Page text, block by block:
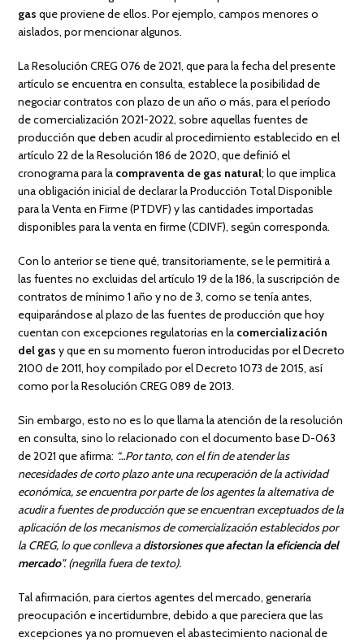
gas que proviene de ellos. Por ejemplo, campos menores o
aislados, por mencionar algunos.
La Resolución CREG 076 de 2021, que para la fecha del presente
artículo se encuentra en consulta, establece la posibilidad de
negociar contratos con plazo de un año o más, para el período
de comercialización 2021-2022, sobre aquellas fuentes de
producción que deben acudir al procedimiento establecido en el
artículo 22 de la Resolución 186 de 2020, que definió el
cronograma para la compraventa de gas natural; lo que implica
una obligación inicial de declarar la Producción Total Disponible
para la Venta en Firme (PTDVF) y las cantidades importadas
disponibles para la venta en firme (CDIVF), según corresponda.
Con lo anterior se tiene qué, transitoriamente, se le permitirá a
las fuentes no excluidas del artículo 19 de la 186, la suscripción de
contratos de mínimo 1 año y no de 3, como se tenía antes,
equiparándose al plazo de las fuentes de producción que hoy
cuentan con excepciones regulatorias en la comercialización
del gas y que en su momento fueron introducidas por el Decreto
2100 de 2011, hoy compilado por el Decreto 1073 de 2015, así
como por la Resolución CREG 089 de 2013.
Sin embargo, esto no es lo que llama la atención de la resolución
en consulta, sino lo relacionado con el documento base D-063
de 2021 que afirma: “…Por tanto, con el fin de atender las
necesidades de corto plazo ante una recuperación de la actividad
económica, se encuentra por parte de los agentes la alternativa de
acudir a fuentes de producción que se encuentran exceptuados de la
aplicación de los mecanismos de comercialización establecidos por
la CREG, lo que conlleva a distorsiones que afectan la eficiencia del
mercado”. (negrilla fuera de texto).
Tal afirmación, para ciertos agentes del mercado, generaría
preocupación e incertidumbre, debido a que pareciera que las
excepciones ya no promueven el abastecimiento nacional de